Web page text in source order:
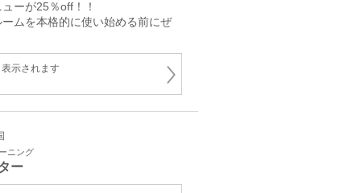
ーが25％off！！
ムを本格的に使い始める前にぜ
示されます
ニング
ー